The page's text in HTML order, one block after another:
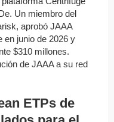
Un miembro del
aprobó JAAA
en junio de 2026 y
$310 millones.
de JAAA a su red
ETPs de